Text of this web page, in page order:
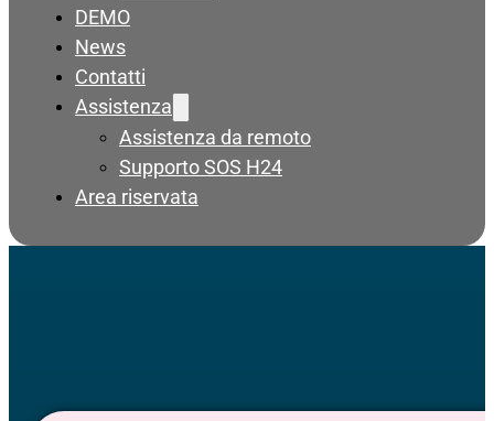
DEMO
News
Contatti
Assistenza
Assistenza da remoto
Supporto SOS H24
Area riservata